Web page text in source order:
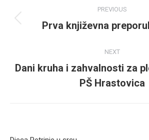
navigation
PREVIOUS
Previous
Prva književna
NEXT
Next
post:
Dani kruha i zahvalnosti za
PŠ Hrastovica